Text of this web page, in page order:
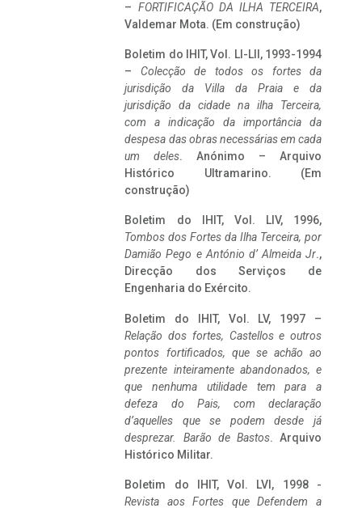
– FORTIFICAÇÃO DA ILHA TERCEIRA,
Valdemar Mota. (Em construção)
Boletim do IHIT, Vol. LI-LII, 1993-1994
– Colecção de todos os fortes da
jurisdição da Villa da Praia e da
jurisdição da cidade na ilha Terceira,
com a indicação da importância da
despesa das obras necessárias em cada
um deles. Anónimo – Arquivo
Histórico Ultramarino. (Em
construção)
Boletim do IHIT, Vol. LIV, 1996,
Tombos dos Fortes da Ilha Terceira, por
Damião Pego e António d’ Almeida Jr.,
Direcção dos Serviços de
Engenharia do Exército.
Boletim do IHIT, Vol. LV, 1997 –
Relação dos fortes, Castellos e outros
pontos fortificados, que se achão ao
prezente inteiramente abandonados, e
que nenhuma utilidade tem para a
defeza do Pais, com declaração
d’aquelles que se podem desde já
desprezar. Barão de Bastos. Arquivo
Histórico Militar.
Boletim do IHIT, Vol. LVI, 1998 -
Revista aos Fortes que Defendem a